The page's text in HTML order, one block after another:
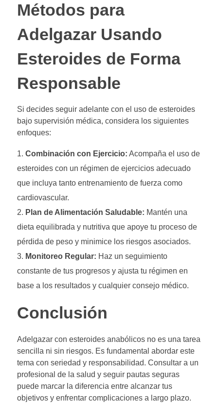
Métodos para
Adelgazar Usando
Esteroides de Forma
Responsable
Si decides seguir adelante con el uso de esteroides
bajo supervisión médica, considera los siguientes
enfoques:
Combinación con Ejercicio: Acompaña el uso de
esteroides con un régimen de ejercicios adecuado
que incluya tanto entrenamiento de fuerza como
cardiovascular.
Plan de Alimentación Saludable: Mantén una
dieta equilibrada y nutritiva que apoye tu proceso de
pérdida de peso y minimice los riesgos asociados.
Monitoreo Regular: Haz un seguimiento
constante de tus progresos y ajusta tu régimen en
base a los resultados y cualquier consejo médico.
Conclusión
Adelgazar con esteroides anabólicos no es una tarea
sencilla ni sin riesgos. Es fundamental abordar este
tema con seriedad y responsabilidad. Consultar a un
profesional de la salud y seguir pautas seguras
puede marcar la diferencia entre alcanzar tus
objetivos y enfrentar complicaciones a largo plazo.